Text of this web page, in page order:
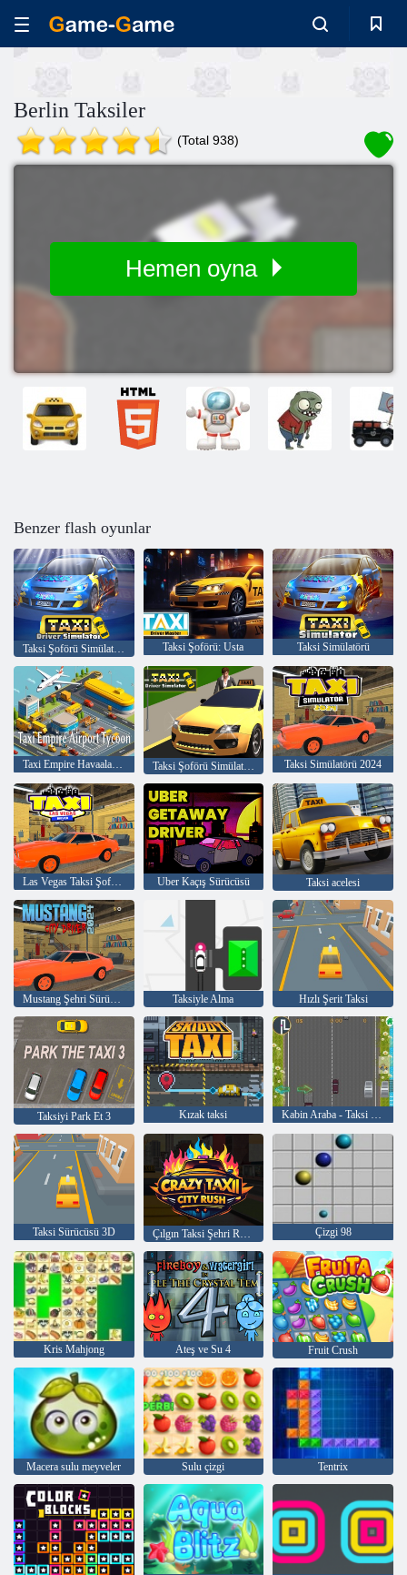
Berlin Taksiler
(Total 938)
Hemen oyna
Benzer flash oyunlar
Taksi Şoförü Simülatörü Taksi Şoförü: Usta Taksi Simülatörü
Taxi Empire Havaalanı Tycoon Taksi Şoförü Simülatörü Taksi Simülatörü 2024
Las Vegas Taksi Şoförü Uber Kaçış Sürücüsü Taksi acelesi
Mustang Şehri Sürücüsü 2024 Taksiyle Alma Hızlı Şerit Taksi
Taksiyi Park Et 3 Kızak taksi Kabin Araba - Taksi Sürüş ve Yolcu Toplama
Taksi Sürücüsü 3D Çizgi 98
Kris Mahjong Ateş ve Su 4 Fruit Crush
Macera sulu meyveler Sulu çizgi Tentrix